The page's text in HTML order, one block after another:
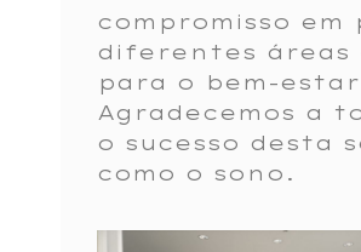
compromisso
diferentes áreas
para o bem-
Agradecemos a
o sucesso desta
como o sono.